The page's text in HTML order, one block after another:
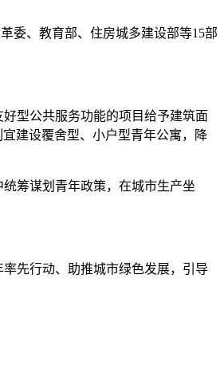
委、教育部、住房城多建设部等15部
型公共服务功能的项目给予建筑面
建设覆舍型、小户型青年公寓，降
筹谋划青年政策，在城市生产坐
先行动、助推城市绿色发展，引导